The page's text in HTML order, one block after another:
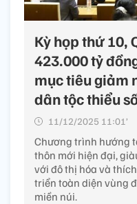
Kỳ họp thứ 10,
423.000 tỷ
mục tiêu giảm
dân tộc thiểu
11/12/2025 11:01’
Chương trình hướng
thôn mới hiện đại,
với đô thị hóa và
triển toàn diện vùng
miền núi.